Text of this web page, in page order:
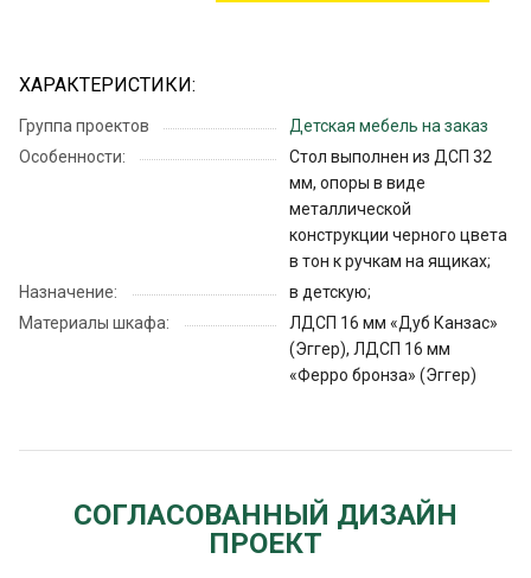
ХАРАКТЕРИСТИКИ:
Группа проектов
Детская мебель на заказ
Особенности:
Стол выполнен из ДСП 32
мм, опоры в виде
металлической
конструкции черного цвета
в тон к ручкам на ящиках;
Назначение:
в детскую;
Материалы шкафа:
ЛДСП 16 мм «Дуб Канзас»
(Эггер), ЛДСП 16 мм
«Ферро бронза» (Эггер)
СОГЛАСОВАННЫЙ ДИЗАЙН
ПРОЕКТ